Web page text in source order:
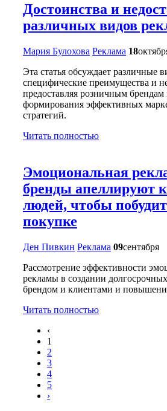
Достоинства и
различных видов
Мария Булохова Реклама 18
Эта статья обсуждает различные
специфические преимущества и
предоставляя розничным
формирования эффективных
стратегий.
Читать полностью
Эмоциональная
бренды апеллируют
людей, чтобы
покупке
Ден Пивкин Реклама 09сентября
Рассмотрение эффективности
рекламы в создании
брендом и клиентами и
Читать полностью
‹
1
2
3
4
5
›